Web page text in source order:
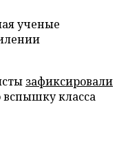
ученые
зафиксировали
вспышку класса